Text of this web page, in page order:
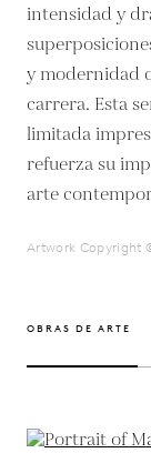
intensidad y
y modernidad
carrera. Esta
limitada
refuerza su
arte
Artwork Copyright
OBRAS DE ARTE